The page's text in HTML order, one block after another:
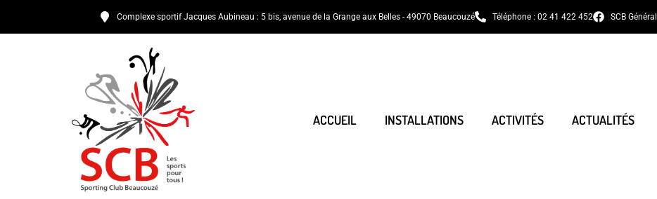
Complexe sportif Jacques Aubineau : 5 bis, avenue de la Grange aux Belles - 49070 Beaucouzé Téléphone : 02 41 422 452 SCB Général
ACCUEIL INSTALLATIONS ACTIVITÉS ACTUALITÉS